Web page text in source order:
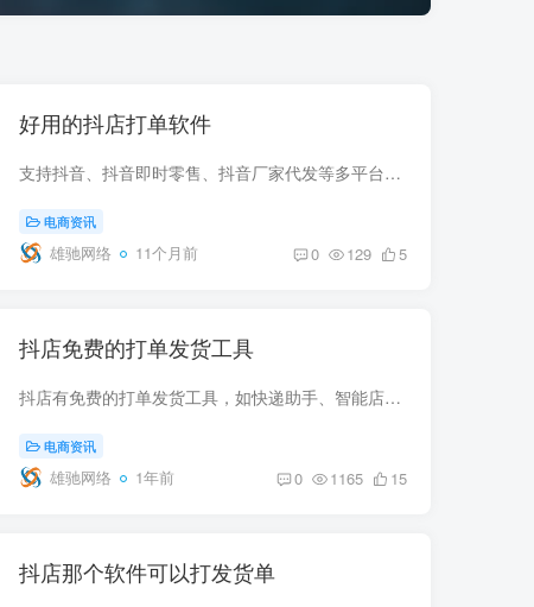
好用的抖店打单软件
支持抖音、抖音即时零售、抖音厂家代发等多平台统一打单，提供免费试用。支持多店铺管理、订单批量打印及电子面单功能，兼容PC端操作 一、订购智能店助手1、通过服务市场，搜索【智能店助手】,...
电商资讯
雄驰网络 11个月前 0 129 5
抖店免费的打单发货工具
‌抖店有免费的打单发货工具‌，如快递助手、智能店助手。以下是使用快递助手的具体步骤：‌登陆抖音小店后台‌：点击【订单】【电子面单】。根据自己需要合作的快递公司选择服务商，提交申请后...
电商资讯
雄驰网络 1年前 0 1165 15
抖店那个软件可以打发货单